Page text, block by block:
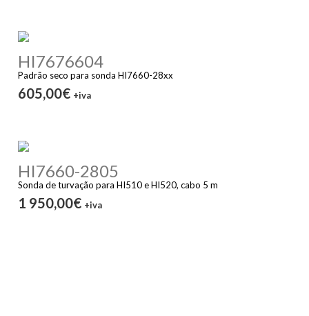
HI7676604
Padrão seco para sonda HI7660-28xx
605,00€ +iva
HI7660-2805
Sonda de turvação para HI510 e HI520, cabo 5 m
1 950,00€ +iva